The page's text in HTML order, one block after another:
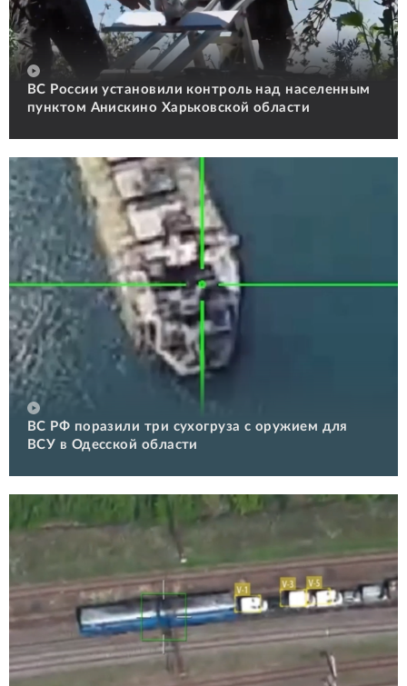
ВС России установили контроль над населенным
пунктом Анискино Харьковской области
ВС РФ поразили три сухогруза с оружием для
ВСУ в Одесской области